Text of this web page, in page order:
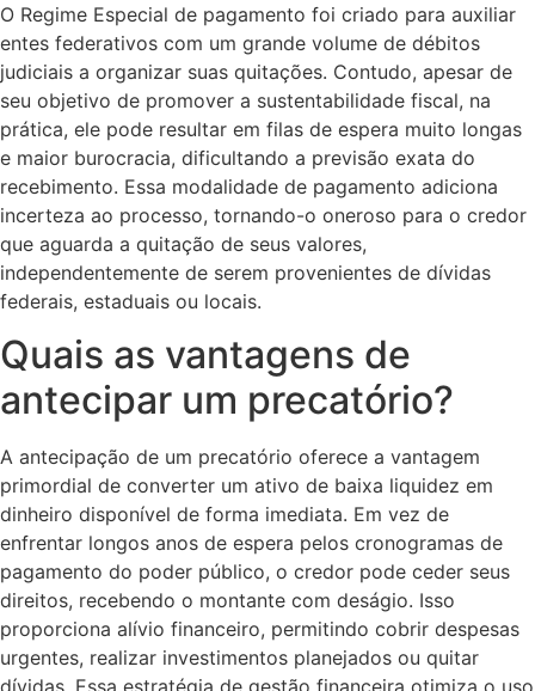
O Regime Especial de pagamento foi criado para auxiliar
entes federativos com um grande volume de débitos
judiciais a organizar suas quitações. Contudo, apesar de
seu objetivo de promover a sustentabilidade fiscal, na
prática, ele pode resultar em filas de espera muito longas
e maior burocracia, dificultando a previsão exata do
recebimento. Essa modalidade de pagamento adiciona
incerteza ao processo, tornando-o oneroso para o credor
que aguarda a quitação de seus valores,
independentemente de serem provenientes de dívidas
federais, estaduais ou locais.
Quais as vantagens de
antecipar um precatório?
A antecipação de um precatório oferece a vantagem
primordial de converter um ativo de baixa liquidez em
dinheiro disponível de forma imediata. Em vez de
enfrentar longos anos de espera pelos cronogramas de
pagamento do poder público, o credor pode ceder seus
direitos, recebendo o montante com deságio. Isso
proporciona alívio financeiro, permitindo cobrir despesas
urgentes, realizar investimentos planejados ou quitar
dívidas. Essa estratégia de gestão financeira otimiza o uso